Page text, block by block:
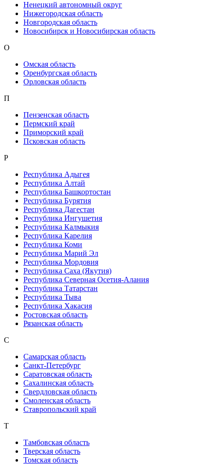
Ненецкий автономный округ
Нижегородская область
Новгородская область
Новосибирск и Новосибирская область
О
Омская область
Оренбургская область
Орловская область
П
Пензенская область
Пермский край
Приморский край
Псковская область
Р
Республика Адыгея
Республика Алтай
Республика Башкортостан
Республика Бурятия
Республика Дагестан
Республика Ингушетия
Республика Калмыкия
Республика Карелия
Республика Коми
Республика Марий Эл
Республика Мордовия
Республика Саха (Якутия)
Республика Северная Осетия-Алания
Республика Татарстан
Республика Тыва
Республика Хакасия
Ростовская область
Рязанская область
С
Самарская область
Санкт-Петербург
Саратовская область
Сахалинская область
Свердловская область
Смоленская область
Ставропольский край
Т
Тамбовская область
Тверская область
Томская область